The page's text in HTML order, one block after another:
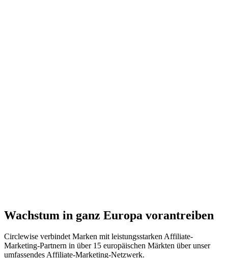
Wachstum in ganz Europa vorantreiben
Circlewise verbindet Marken mit leistungsstarken Affiliate-
Marketing-Partnern in über 15 europäischen Märkten über unser
umfassendes Affiliate-Marketing-Netzwerk.